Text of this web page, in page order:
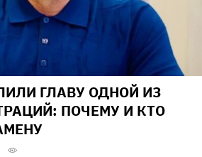
ГЛАВУ ОДНОЙ ИЗ
ПОЧЕМУ И КТО